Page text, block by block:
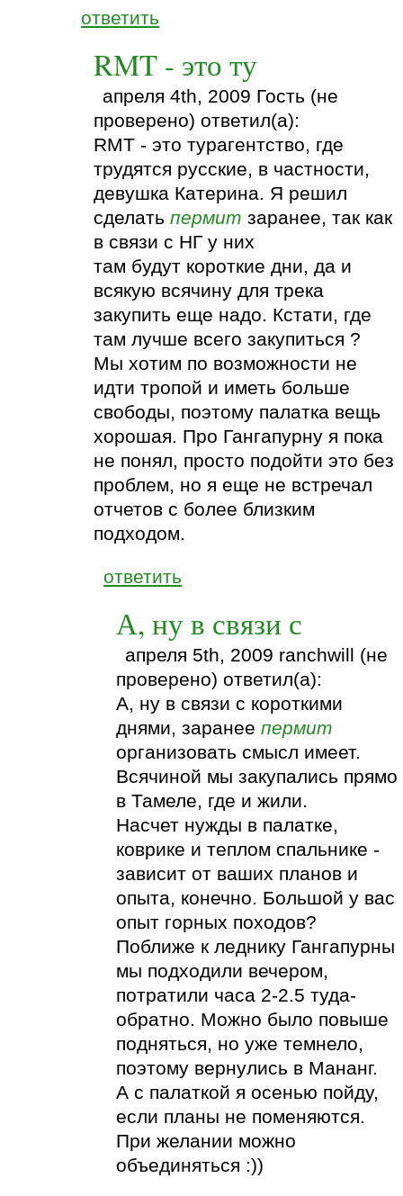
ответить
RMT - это ту
апреля 4th, 2009 Гость (не
проверено) ответил(а):
RMT - это турагентство, где
трудятся русские, в частности,
девушка Катерина. Я решил
сделатьпермит заранее, так как
в связи с НГ у них
там будут короткие дни, да и
всякую всячину для трека
закупить еще надо. Кстати, где
там лучше всего закупиться ?
Мы хотим по возможности не
идти тропой и иметь больше
свободы, поэтому палатка вещь
хорошая. Про Гангапурну я пока
не понял, просто подойти это без
проблем, но я еще не встречал
отчетов с более близким
подходом.
ответить
А, ну в связи с
апреля 5th, 2009 ranchwill (не
проверено) ответил(а):
А, ну в связи с короткими
днями, заранеепермит
организовать смысл имеет.
Всячиной мы закупались прямо
в Тамеле, где и жили.
Насчет нужды в палатке,
коврике и теплом спальнике -
зависит от ваших планов и
опыта, конечно. Большой у вас
опыт горных походов?
Поближе к леднику Гангапурны
мы подходили вечером,
потратили часа 2-2.5 туда-
обратно. Можно было повыше
подняться, но уже темнело,
поэтому вернулись в Мананг.
А с палаткой я осенью пойду,
если планы не поменяются.
При желании можно
объединяться :))